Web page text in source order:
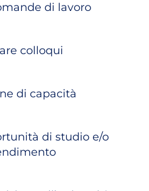
di lavoro
colloqui
di capacità
di studio e/o